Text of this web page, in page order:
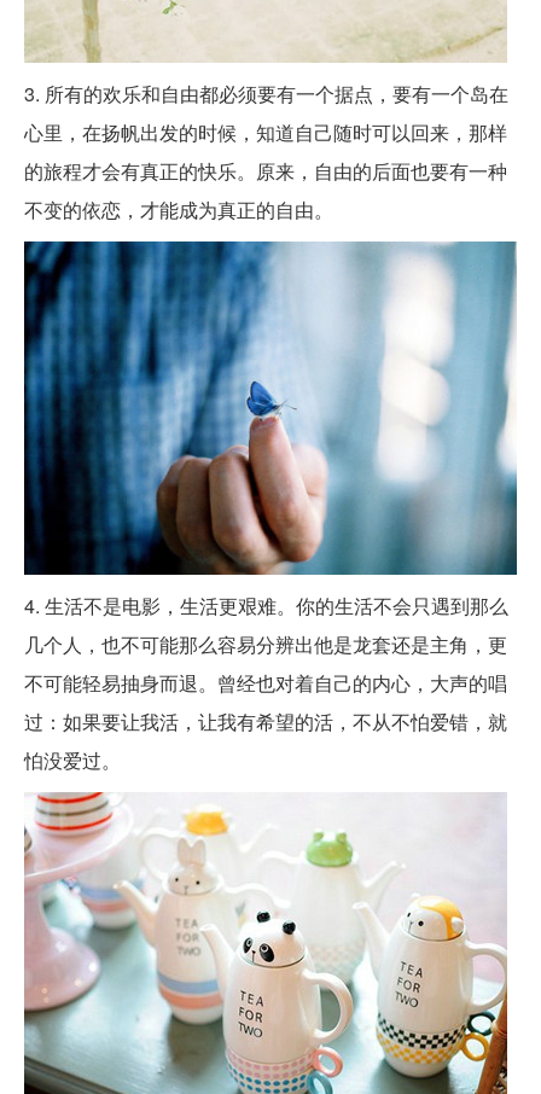
3. 所有的欢乐和自由都必须要有一个据点，要有一个岛在
心里，在扬帆出发的时候，知道自己随时可以回来，那样
的旅程才会有真正的快乐。原来，自由的后面也要有一种
不变的依恋，才能成为真正的自由。
4. 生活不是电影，生活更艰难。你的生活不会只遇到那么
几个人，也不可能那么容易分辨出他是龙套还是主角，更
不可能轻易抽身而退。曾经也对着自己的内心，大声的唱
过：如果要让我活，让我有希望的活，不从不怕爱错，就
怕没爱过。